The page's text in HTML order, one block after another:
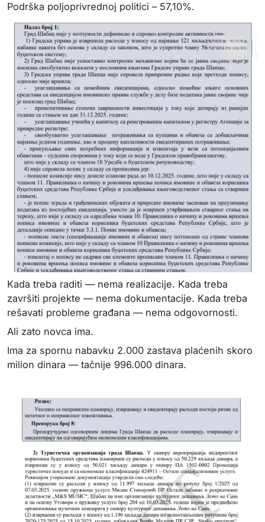
Podrška poljoprivrednoj politici – 57,10%.
Kada treba raditi — nema realizacije. Kada treba
završiti projekte — nema dokumentacije. Kada treba
rešavati probleme građana — nema odgovornosti.
Ali zato novca ima.
Ima za spornu nabavku 2.000 zastava plaćenih skoro
milion dinara — tačnije 996.000 dinara.